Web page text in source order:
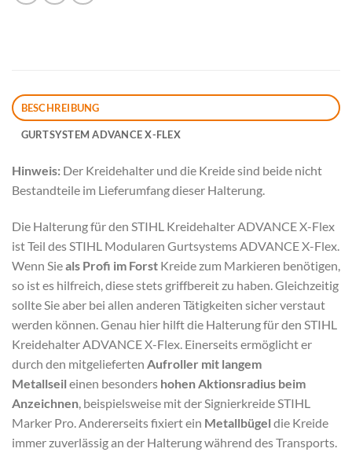
BESCHREIBUNG
GURTSYSTEM ADVANCE X-FLEX
Hinweis: Der Kreidehalter und die Kreide sind beide nicht
Bestandteile im Lieferumfang dieser Halterung.
Die Halterung für den STIHL Kreidehalter ADVANCE X-Flex
ist Teil des STIHL Modularen Gurtsystems ADVANCE X-Flex.
Wenn Sieals Profi im Forst Kreide zum Markieren benötigen,
so ist es hilfreich, diese stets griffbereit zu haben. Gleichzeitig
sollte Sie aber bei allen anderen Tätigkeiten sicher verstaut
werden können. Genau hier hilft die Halterung für den STIHL
Kreidehalter ADVANCE X-Flex. Einerseits ermöglicht er
durch den mitgelieferten Aufroller mit langem
Metallseil einen besonders hohen Aktionsradius beim
Anzeichnen, beispielsweise mit der Signierkreide STIHL
Marker Pro. Andererseits fixiert ein Metallbügel die Kreide
immer zuverlässig an der Halterung während des Transports.